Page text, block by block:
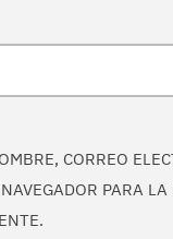
CORREO
PARA